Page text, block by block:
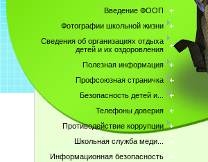
Введение ФООП
Фотографии школьной жизни
Сведения об организациях отдыха
детей и их оздоровления
Полезная информация
Профсоюзная страничка
Безопасность детей и...
Телефоны доверия
Противодействие коррупции
Школьная служба меди...
Информационная безопасность